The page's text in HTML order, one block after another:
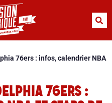
76ers : infos, calendrier NBA
76ERS :